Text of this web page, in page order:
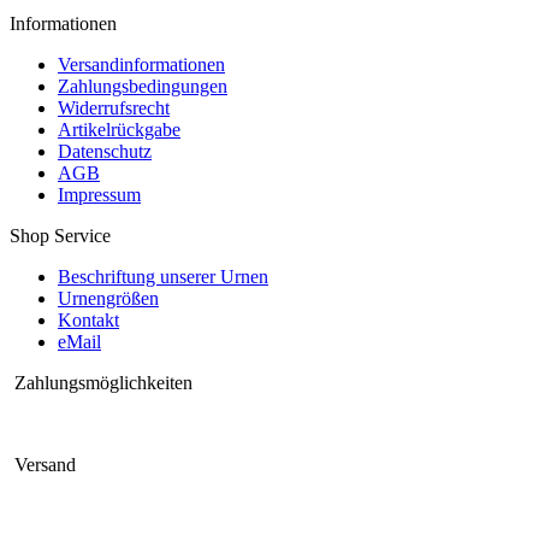
Informationen
Versandinformationen
Zahlungsbedingungen
Widerrufsrecht
Artikelrückgabe
Datenschutz
AGB
Impressum
Shop Service
Beschriftung unserer Urnen
Urnengrößen
Kontakt
eMail
Zahlungsmöglichkeiten
Versand